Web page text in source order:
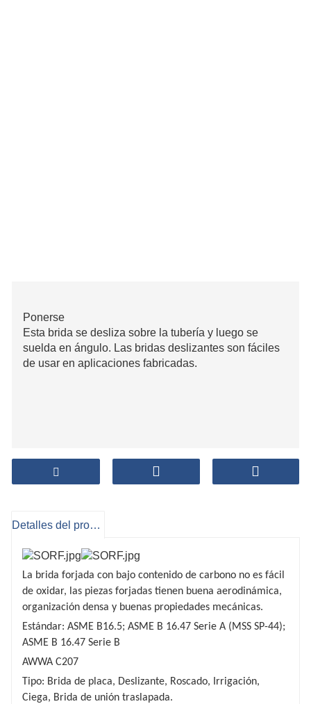
Ponerse
Esta brida se desliza sobre la tubería y luego se
suelda en ángulo. Las bridas deslizantes son fáciles
de usar en aplicaciones fabricadas.
Detalles del producto
La brida forjada con bajo contenido de carbono no es fácil
de oxidar, las piezas forjadas tienen buena aerodinámica,
organización densa y buenas propiedades mecánicas.
Estándar: ASME B16.5; ASME B 16.47 Serie A (MSS SP-44);
ASME B 16.47 Serie B
AWWA C207
Tipo: Brida de placa, Deslizante, Roscado, Irrigación,
Ciega, Brida de unión traslapada.